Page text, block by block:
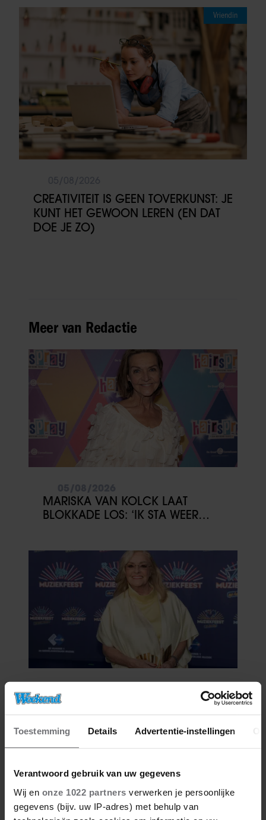
Toestemming Details Advertentie-instellingen
Verantwoord gebruik van uw gegevens
Wij en onze 1022 partners verwerken je persoonlijke
gegevens (bijv. uw IP-adres) met behulp van
Vriendin
CREATIVITEIT IS GEEN TOVERKUNST: JE
KUNT HET GEWOON LEREN (EN DAT
DOE JE ZO)
Meer van Redactie
MARISKA VAN KOLCK LAAT
BLOKKADE LOS: ‘IK STA WEER
CORRY KONINGS ZET ZICHZELF
OPZIJ: ‘VOOR MIJN GEZIN’